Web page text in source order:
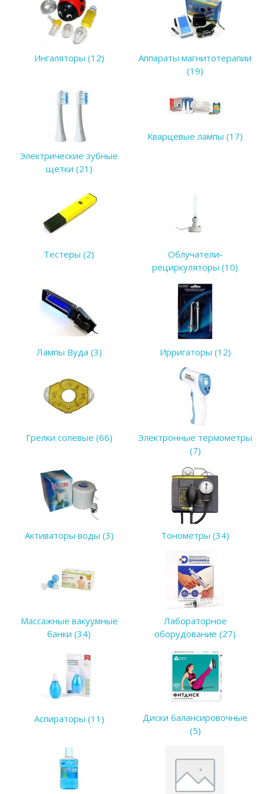
Ингаляторы (12)
Аппараты магнитотерапии
(19)
Электрические зубные
щетки (21)
Кварцевые лампы (17)
Тестеры (2)
Облучатели-
рециркуляторы (10)
Лампы Вуда (3) Ирригаторы (12)
Грелки солевые (66)
Электронные термометры
(7)
Активаторы воды (3) Тонометры (34)
Массажные вакуумные
банки (34)
Лабораторное
оборудование (27)
Аспираторы (11)
Диски балансировочные
(5)